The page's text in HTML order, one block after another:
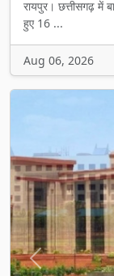
रायपुर। छत्तीसगढ़ में
हुए 16 ...
Aug 06, 2026
Previous